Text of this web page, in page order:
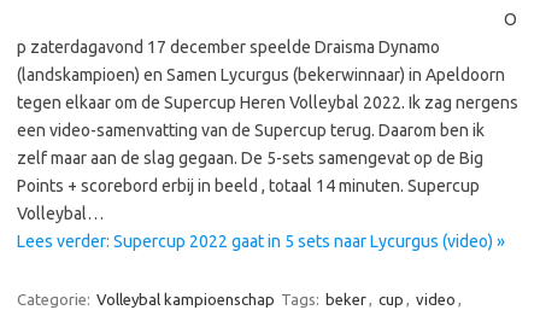
O
p zaterdagavond 17 december speelde Draisma Dynamo
(landskampioen) en Samen Lycurgus (bekerwinnaar) in Apeldoorn
tegen elkaar om de Supercup Heren Volleybal 2022. Ik zag nergens
een video-samenvatting van de Supercup terug. Daarom ben ik
zelf maar aan de slag gegaan. De 5-sets samengevat op de Big
Points + scorebord erbij in beeld , totaal 14 minuten. Supercup
Volleybal…
Lees verder: Supercup 2022 gaat in 5 sets naar Lycurgus (video) »
Categorie: Volleybal kampioenschap Tags: beker, cup , video ,